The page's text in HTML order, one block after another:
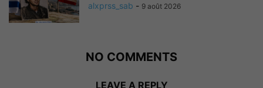
alxprss_sab - 9 août 2026
NO COMMENTS
LEAVE A REPLY